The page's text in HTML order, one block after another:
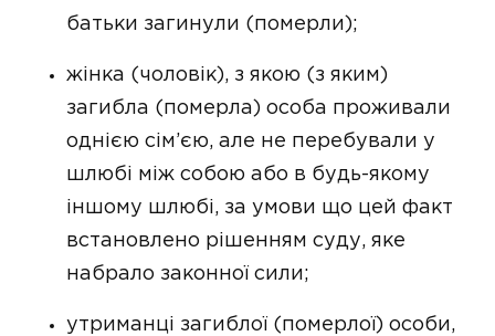
батьки загинули (померли);
жінка (чоловік), з якою (з яким)
загибла (померла) особа проживали
однією сім’єю, але не перебували у
шлюбі між собою або в будь-якому
іншому шлюбі, за умови що цей факт
встановлено рішенням суду, яке
набрало законної сили;
утриманці загиблої (померлої) особи,